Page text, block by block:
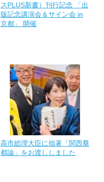
スPLUS新書）刊行記念 「出
版記念講演会＆サイン会 in
京都」 開催
高市総理大臣に拙著「関西奠
都論」をお渡ししました